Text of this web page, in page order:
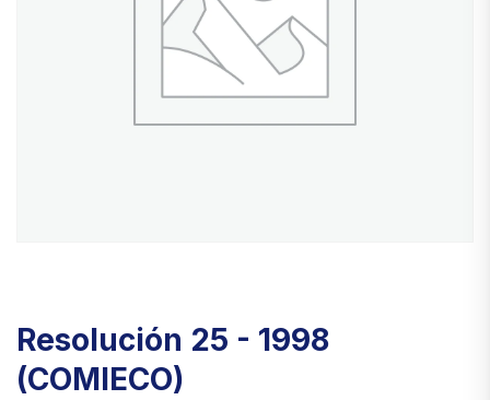
Resolución 25 - 1998
(COMIECO)